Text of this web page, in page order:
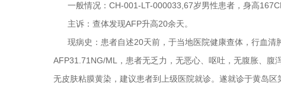
一般情况：CH-001-LT-000033,67岁男性患者，身高
主诉：查体发现AFP升高20余天。
现病史：患者自述20天前，于当地医院健康查体，行血清
AFP31.71NG/ML，患者无乏力，无恶心、呕吐，无腹胀、腹
无皮肤粘膜黄染，建议患者到上级医院就诊。遂就诊于黄岛